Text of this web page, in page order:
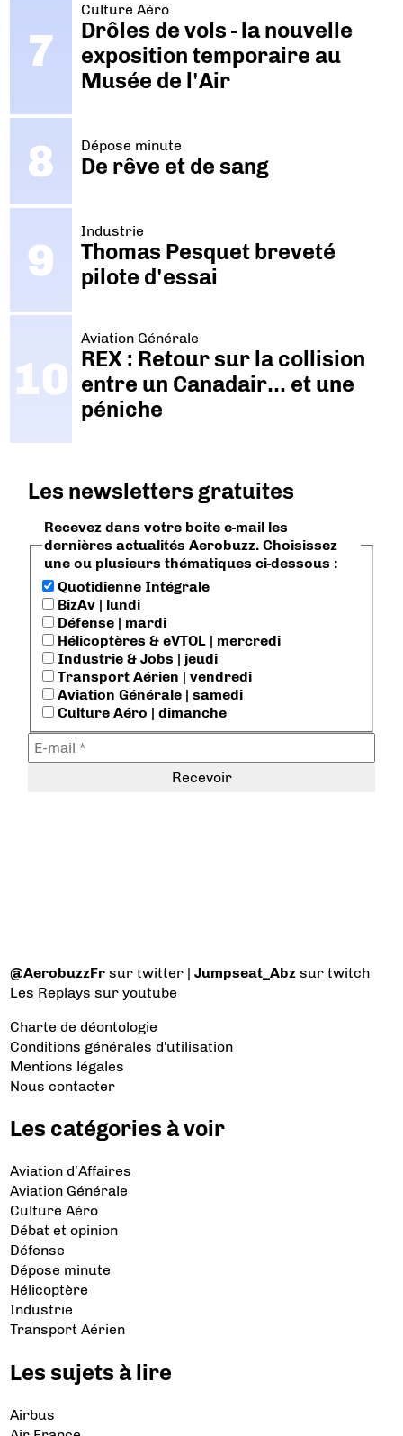
Culture Aéro
Drôles de vols - la nouvelle
exposition temporaire au
Musée de l'Air
Dépose minute
De rêve et de sang
Industrie
Thomas Pesquet breveté
pilote d'essai
Aviation Générale
REX : Retour sur la collision
entre un Canadair… et une
péniche
Les newsletters gratuites
Recevez dans votre boite e-mail les
dernières actualités Aerobuzz. Choisissez
une ou plusieurs thématiques ci-dessous :
Quotidienne Intégrale
BizAv | lundi
Défense | mardi
Hélicoptères & eVTOL | mercredi
Industrie & Jobs | jeudi
Transport Aérien | vendredi
Aviation Générale | samedi
Culture Aéro | dimanche
@AerobuzzFr sur twitter |Jumpseat_Abz sur twitch
Les Replays sur youtube
Charte de déontologie
Conditions générales d'utilisation
Mentions légales
Nous contacter
Les catégories à voir
Aviation d’Affaires
Aviation Générale
Culture Aéro
Débat et opinion
Défense
Dépose minute
Hélicoptère
Industrie
Transport Aérien
Les sujets à lire
Airbus